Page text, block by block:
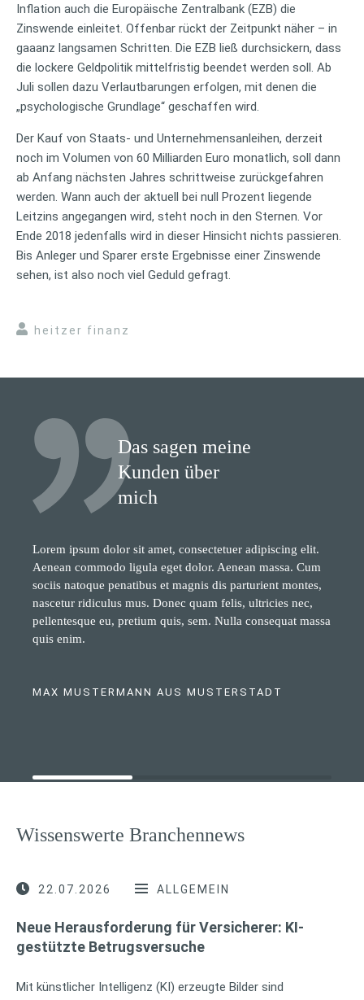
Inflation auch die Europäische Zentralbank (EZB) die
Zinswende einleitet. Offenbar rückt der Zeitpunkt näher – in
gaaanz langsamen Schritten. Die EZB ließ durchsickern, dass
die lockere Geldpolitik mittelfristig beendet werden soll. Ab
Juli sollen dazu Verlautbarungen erfolgen, mit denen die
„psychologische Grundlage“ geschaffen wird.
Der Kauf von Staats- und Unternehmensanleihen, derzeit
noch im Volumen von 60 Milliarden Euro monatlich, soll dann
ab Anfang nächsten Jahres schrittweise zurückgefahren
werden. Wann auch der aktuell bei null Prozent liegende
Leitzins angegangen wird, steht noch in den Sternen. Vor
Ende 2018 jedenfalls wird in dieser Hinsicht nichts passieren.
Bis Anleger und Sparer erste Ergebnisse einer Zinswende
sehen, ist also noch viel Geduld gefragt.
heitzer finanz
Das sagen meine
Kunden über
mich
Lorem ipsum dolor sit amet, consectetuer adipiscing elit.
Aenean commodo ligula eget dolor. Aenean massa. Cum
sociis natoque penatibus et magnis dis parturient montes,
nascetur ridiculus mus. Donec quam felis, ultricies nec,
pellentesque eu, pretium quis, sem. Nulla consequat massa
quis enim.
MAX MUSTERMANN AUS MUSTERSTADT
Wissenswerte Branchennews
22.07.2026 ALLGEMEIN
Neue Herausforderung für Versicherer: KI-
gestützte Betrugsversuche
Mit künstlicher Intelligenz (KI) erzeugte Bilder sind